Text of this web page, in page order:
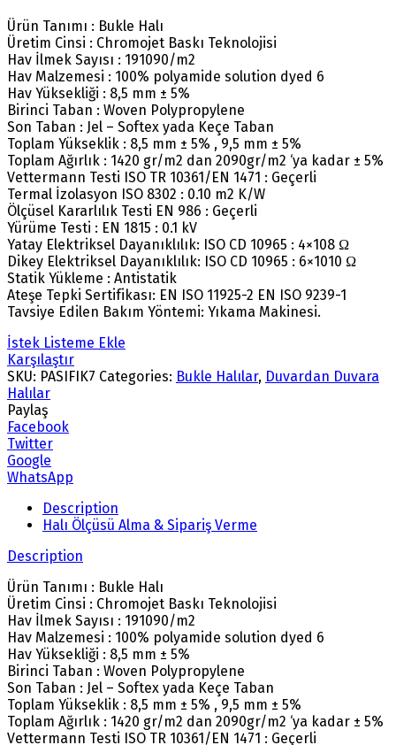
Ürün Tanımı : Bukle Halı
Üretim Cinsi : Chromojet Baskı Teknolojisi
Hav İlmek Sayısı : 191090/m2
Hav Malzemesi : 100% polyamide solution dyed 6
Hav Yüksekliği : 8,5 mm ± 5%
Birinci Taban : Woven Polypropylene
Son Taban : Jel – Softex yada Keçe Taban
Toplam Yükseklik : 8,5 mm ± 5% , 9,5 mm ± 5%
Toplam Ağırlık : 1420 gr/m2 dan 2090gr/m2 ‘ya kadar ± 5%
Vettermann Testi ISO TR 10361/EN 1471 : Geçerli
Termal İzolasyon ISO 8302 : 0.10 m2 K/W
Ölçüsel Kararlılık Testi EN 986 : Geçerli
Yürüme Testi : EN 1815 : 0.1 kV
Yatay Elektriksel Dayanıklılık: ISO CD 10965 : 4×108 Ω
Dikey Elektriksel Dayanıklılık: ISO CD 10965 : 6×1010 Ω
Statik Yükleme : Antistatik
Ateşe Tepki Sertifikası: EN ISO 11925-2 EN ISO 9239-1
Tavsiye Edilen Bakım Yöntemi: Yıkama Makinesi.
İstek Listeme Ekle
Karşılaştır
SKU: PASIFIK7 Categories: Bukle Halılar, Duvardan Duvara
Halılar
Paylaş
Facebook
Twitter
Google
WhatsApp
Description
Halı Ölçüsü Alma & Sipariş Verme
Description
Ürün Tanımı : Bukle Halı
Üretim Cinsi : Chromojet Baskı Teknolojisi
Hav İlmek Sayısı : 191090/m2
Hav Malzemesi : 100% polyamide solution dyed 6
Hav Yüksekliği : 8,5 mm ± 5%
Birinci Taban : Woven Polypropylene
Son Taban : Jel – Softex yada Keçe Taban
Toplam Yükseklik : 8,5 mm ± 5% , 9,5 mm ± 5%
Toplam Ağırlık : 1420 gr/m2 dan 2090gr/m2 ‘ya kadar ± 5%
Vettermann Testi ISO TR 10361/EN 1471 : Geçerli